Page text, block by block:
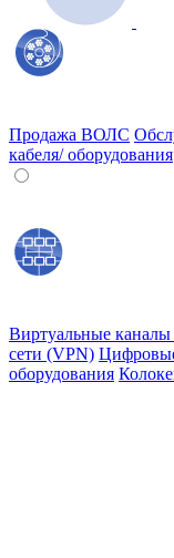
Продажа ВОЛС
кабеля/ оборудования
Виртуальные
сети (VPN)
оборудования
Отправить заявку на